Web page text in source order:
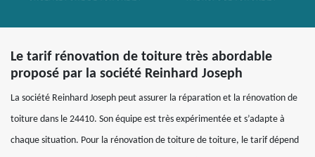
Le tarif rénovation de toiture très abordable
proposé par la société Reinhard Joseph
La société Reinhard Joseph peut assurer la réparation et la rénovation de
toiture dans le 24410. Son équipe est très expérimentée et s’adapte à
chaque situation. Pour la rénovation de toiture de toiture, le tarif dépend